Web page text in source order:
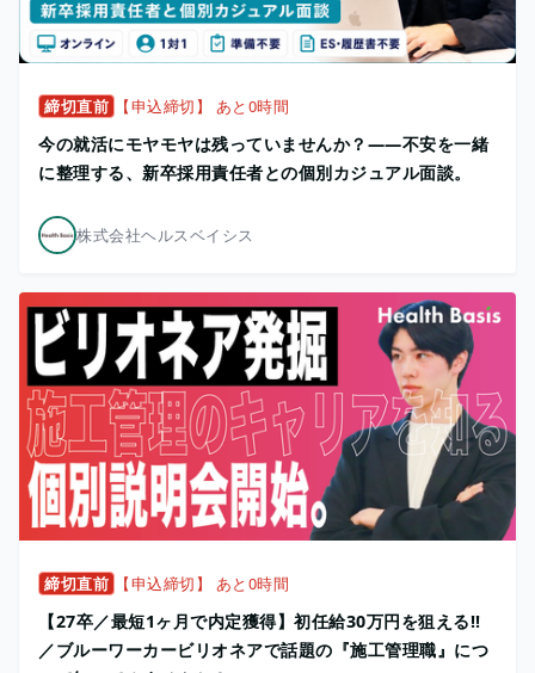
締切直前 【申込締切】 あと0時間
今の就活にモヤモヤは残っていませんか？——不安を一緒
に整理する、新卒採用責任者との個別カジュアル面談。
株式会社ヘルスベイシス
締切直前 【申込締切】 あと0時間
【27卒／最短1ヶ月で内定獲得】初任給30万円を狙える!!
／ブルーワーカービリオネアで話題の『施工管理職』につ